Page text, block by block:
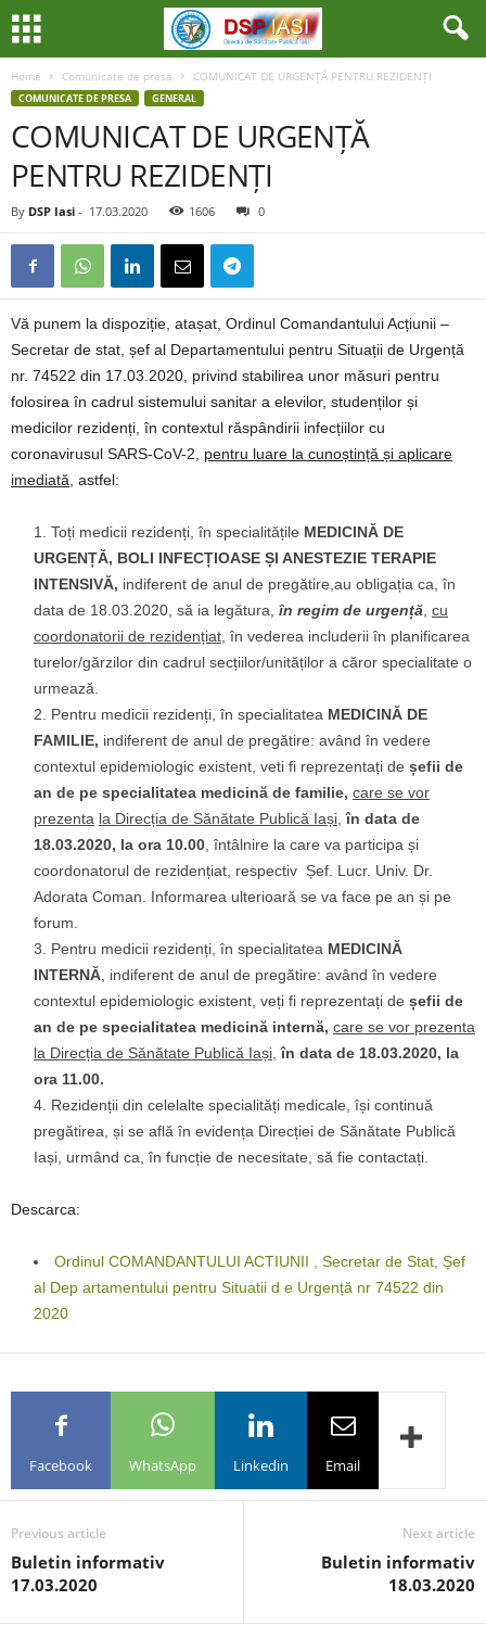
Home Comunicate de presa COMUNICAT DE URGENȚĂ PENTRU REZIDENȚI
COMUNICATE DE PRESA GENERAL
COMUNICAT DE URGENȚĂ
PENTRU REZIDENȚI
By DSP Iasi - 17.03.2020 1606 0
Vă punem la dispoziție, atașat, Ordinul Comandantului Acțiunii –
Secretar de stat, șef al Departamentului pentru Situații de Urgență
nr. 74522 din 17.03.2020, privind stabilirea unor măsuri pentru
folosirea în cadrul sistemului sanitar a elevilor, studenților și
medicilor rezidenți, în contextul răspândirii infecțiilor cu
coronavirusul SARS-CoV-2, pentru luare la cunoștință și aplicare
imediată , astfel:
Toți medicii rezidenți, în specialitățile MEDICINĂ DE
URGENȚĂ, BOLI INFECȚIOASE ȘI ANESTEZIE TERAPIE
INTENSIVĂ, indiferent de anul de pregătire,au obligația ca, în
data de 18.03.2020, să ia legătura, în regim de urgență cu
coordonatorii de rezidențiat , în vederea includerii în planificarea
turelor/gărzilor din cadrul secțiilor/unităților a căror specialitate o
urmează.
Pentru medicii rezidenți, în specialitatea MEDICINĂ DE
FAMILIE, indiferent de anul de pregătire: având în vedere
contextul epidemiologic existent, veti fi reprezentați de șefii de
an de pe specialitatea medicină de familie, care se vor
prezenta la Direcția de Sănătate Publică Iași ,în data de
18.03.2020, la ora 10.00 , întâlnire la care va participa și
coordonatorul de rezidențiat, respectiv Șef. Lucr. Univ. Dr.
Adorata Coman. Informarea ulterioară se va face pe an și pe
forum.
Pentru medicii rezidenți, în specialitatea MEDICINĂ
INTERNĂ , indiferent de anul de pregătire: având în vedere
contextul epidemiologic existent, veți fi reprezentați de șefii de
an de pe specialitatea medicină internă, care se vor prezenta
la Direcția de Sănătate Publică Iași, în data de 18.03.2020, la
ora 11.00.
Rezidenții din celelalte specialități medicale, își continuă
pregătirea, și se află în evidența Direcției de Sănătate Publică
Iași, urmând ca, în funcție de necesitate, să fie contactați.
Descarca:
Ordinul COMANDANTULUI ACTIUNII , Secretar de Stat, Șef
al Dep artamentului pentru Situatii d e Urgență nr 74522 din
2020
Facebook WhatsApp Linkedin Email
Previous article
Buletin informativ
17.03.2020
Next article
Buletin informativ
18.03.2020